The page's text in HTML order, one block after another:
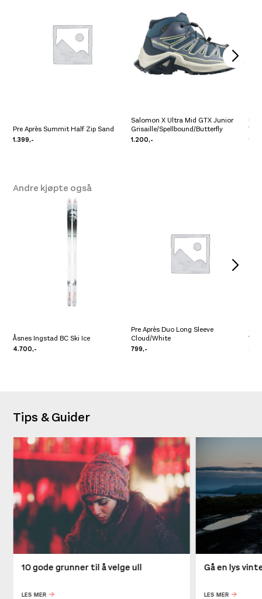
Pre Après Summit Half Zip Sand
1.399,-
Salomon X Ultra Mid GTX Junior
Grisaille/Spellbound/Butterfly
1.200,-
Pre
Andre kjøpte også
Åsnes Ingstad BC Ski Ice
4.700,-
Pre Après Duo Long Sleeve
Cloud/White
799,-
Tips & Guider
10 gode grunner til å velge ull
LES MER
Gå en lys
LES MER